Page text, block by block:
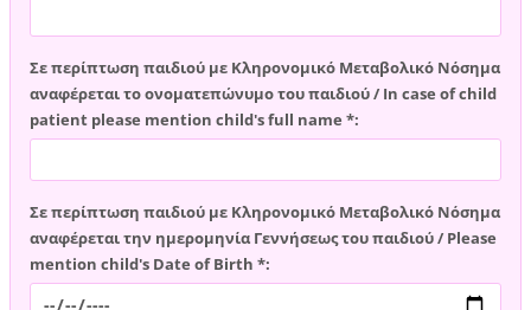
Σε περίπτωση παιδιού με Κληρονομικό Μεταβολικό Νόσημα
αναφέρεται το ονοματεπώνυμο του παιδιού / In case of child
patient please mention child's full name *:
Σε περίπτωση παιδιού με Κληρονομικό Μεταβολικό Νόσημα
αναφέρεται την ημερομηνία Γεννήσεως του παιδιού / Please
mention child's Date of Birth *: